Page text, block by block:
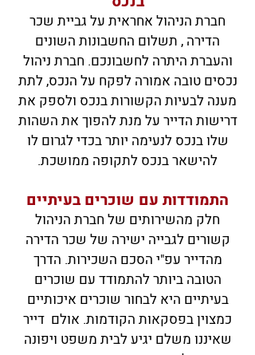
חברת הניהול אחראית על גביית שכר
הדירה , תשלום החשבונות השונים
והעברת היתרה לחשבונכם. חברת ניהול
נכסים טובה אמורה לפקח על הנכס, לתת
מענה לבעיות הקשורות בנכס ולספק את
דרישות הדייר על מנת להפוך את השהות
שלו בנכס לנעימה יותר בכדי לגרום לו
להישאר בנכס לתקופה ממושכת.
התמודדות עם שוכרים בעיתיים
חלק מהשירותים של חברת הניהול
קשורים לגבייה ישירה של שכר הדירה
מהדייר עפ"י הסכם השכירות. הדרך
הטובה ביותר להתמודד עם שוכרים
בעיתיים היא לבחור שוכרים איכותיים
כמצוין בפסקאות הקודמות. אולם דייר
שאיננו משלם יגיע לבית משפט ויפונה